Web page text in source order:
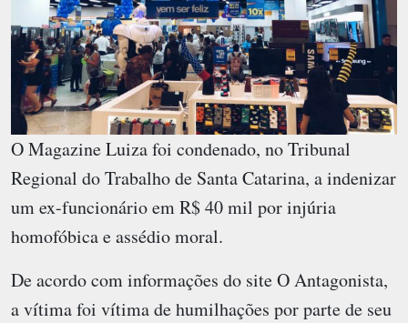
O Magazine Luiza foi condenado, no Tribunal
Regional do Trabalho de Santa Catarina, a indenizar
um ex-funcionário em R$ 40 mil por injúria
homofóbica e assédio moral.
De acordo com informações do site O Antagonista,
a vítima foi vítima de humilhações por parte de seu